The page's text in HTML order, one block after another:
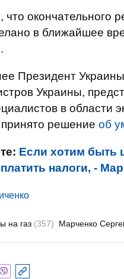
что окончательного
в ближайшее
Президент
Украины,
в области
решение об
Если хотим быть
налоги, -
на газ (357) Марченко